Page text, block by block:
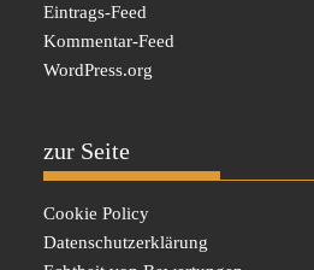
Eintrags-Feed
Kommentar-Feed
WordPress.org
zur Seite
Cookie Policy
Datenschutzerklärung